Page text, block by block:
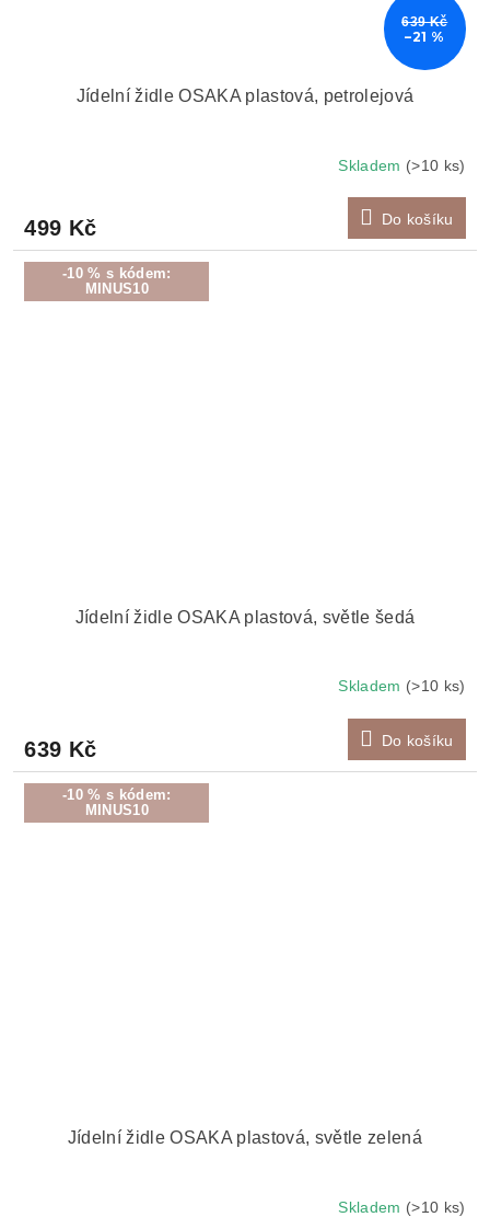
639 Kč
–21 %
Jídelní židle OSAKA plastová, petrolejová
Skladem (>10 ks)
499 Kč Do košíku
-10 % s kódem:
MINUS10
Jídelní židle OSAKA plastová, světle šedá
Skladem (>10 ks)
639 Kč Do košíku
-10 % s kódem:
MINUS10
Jídelní židle OSAKA plastová, světle zelená
Skladem (>10 ks)